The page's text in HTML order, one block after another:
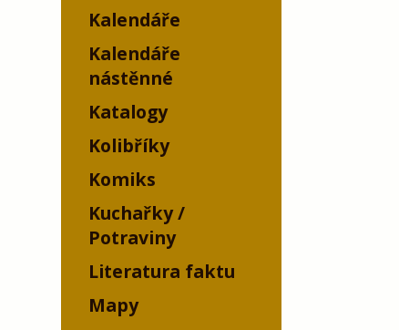
Kalendáře
Kalendáře
nástěnné
Katalogy
Kolibříky
Komiks
Kuchařky /
Potraviny
Literatura faktu
Mapy